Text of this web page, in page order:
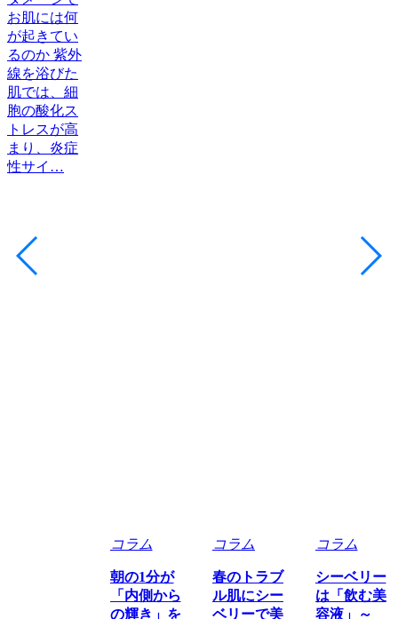
お肌には何
が起きてい
るのか 紫外
線を浴びた
肌では、細
胞の酸化ス
トレスが高
まり、炎症
性サイ…
コラム
朝の1分が
「内側から
の輝き」を
コラム
春のトラブ
ル肌にシー
ベリーで美
コラム
シーベリー
は「飲む美
容液」～